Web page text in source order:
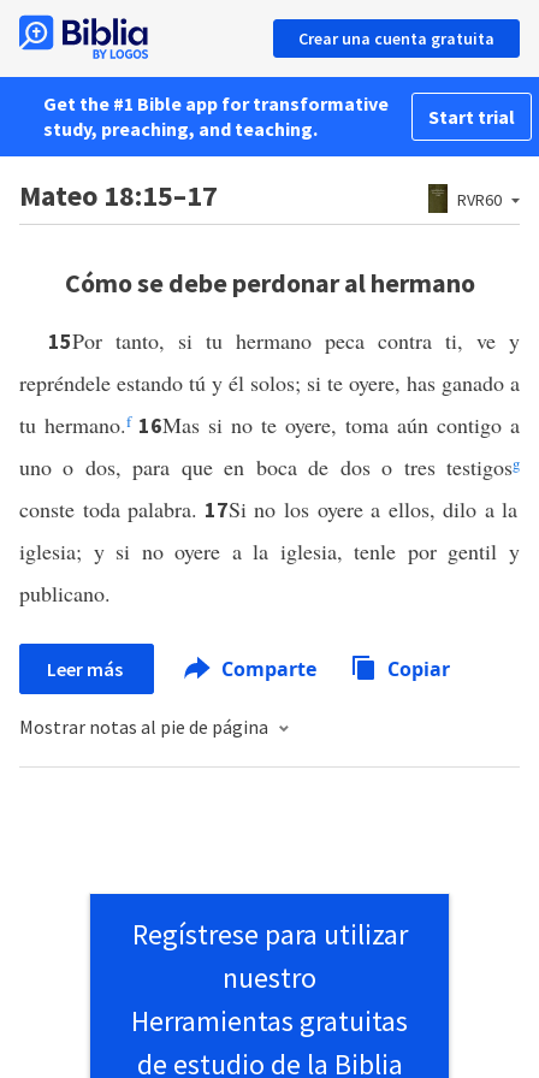
Crear una cuenta gratuita
Get the #1 Bible app for transformative
study, preaching, and teaching.
Start trial
Mateo 18:15–17 RVR60
Cómo se debe perdonar al hermano
15Por tanto, si tu hermano peca contra ti, ve y
repréndele estando tú y él solos; si te oyere, has ganado a
tu hermano.f16Mas si no te oyere, toma aún contigo a
uno o dos, para que en boca de dos o tres testigosg
conste toda palabra. 17Si no los oyere a ellos, dilo a la
iglesia; y si no oyere a la iglesia, tenle por gentil y
publicano.
Leer más Comparte Copiar
Mostrar notas al pie de página
Regístrese para utilizar
nuestro
Herramientas gratuitas
de estudio de la Biblia